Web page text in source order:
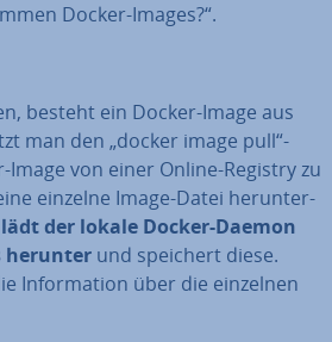
Docker-Images?“.
besteht ein Docker-Image aus
man den „docker image pull“-
Image von einer Online-Registry zu
einzelne Image-Datei her­un­ter­
lädt der lokale Docker-Daemon
herunter und speichert diese.
In­for­ma­ti­on über die einzelnen